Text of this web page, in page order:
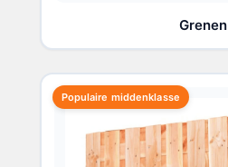
Grenen
Populaire middenklasse